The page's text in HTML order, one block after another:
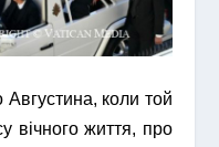
Августина, коли той
вічного життя, про